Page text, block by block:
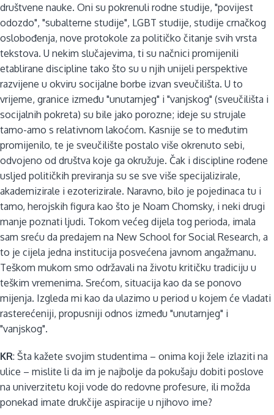
društvene nauke. Oni su pokrenuli rodne studije, "povijest
odozdo", "subalterne studije", LGBT studije, studije crnačkog
oslobođenja, nove protokole za političko čitanje svih vrsta
tekstova. U nekim slučajevima, ti su načnici promijenili
etablirane discipline tako što su u njih unijeli perspektive
razvijene u okviru socijalne borbe izvan sveučilišta. U to
vrijeme, granice između "unutarnjeg" i "vanjskog" (sveučilišta i
socijalnih pokreta) su bile jako porozne; ideje su strujale
tamo-amo s relativnom lakoćom. Kasnije se to međutim
promijenilo, te je sveučilište postalo više okrenuto sebi,
odvojeno od društva koje ga okružuje. Čak i discipline rođene
usljed političkih previranja su se sve više specijalizirale,
akademizirale i ezoterizirale. Naravno, bilo je pojedinaca tu i
tamo, herojskih figura kao što je Noam Chomsky, i neki drugi
manje poznati ljudi. Tokom većeg dijela tog perioda, imala
sam sreću da predajem na New School for Social Research, a
to je cijela jedna institucija posvećena javnom angažmanu.
Teškom mukom smo održavali na životu kritičku tradiciju u
teškim vremenima. Srećom, situacija kao da se ponovo
mijenja. Izgleda mi kao da ulazimo u period u kojem će vladati
rasterećeniji, propusniji odnos između "unutarnjeg" i
"vanjskog".
KR: Šta kažete svojim studentima – onima koji žele izlaziti na
ulice – mislite li da im je najbolje da pokušaju dobiti poslove
na univerzitetu koji vode do redovne profesure, ili možda
ponekad imate drukčije aspiracije u njihovo ime?